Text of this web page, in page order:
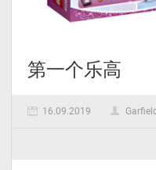
第一个乐高
16.09.2019 Garfield